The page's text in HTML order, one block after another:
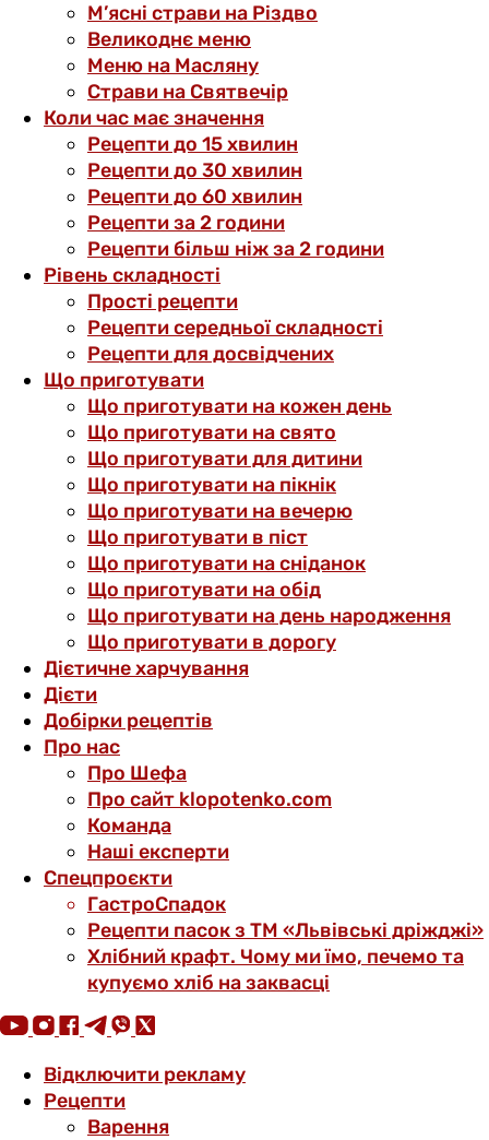
М’ясні страви на Різдво
Великоднє меню
Меню на Масляну
Страви на Святвечір
Коли час має значення
Рецепти до 15 хвилин
Рецепти до 30 хвилин
Рецепти до 60 хвилин
Рецепти за 2 години
Рецепти більш ніж за 2 години
Рівень складності
Прості рецепти
Рецепти середньої складності
Рецепти для досвідчених
Що приготувати
Що приготувати на кожен день
Що приготувати на свято
Що приготувати для дитини
Що приготувати на пікнік
Що приготувати на вечерю
Що приготувати в піст
Що приготувати на сніданок
Що приготувати на обід
Що приготувати на день народження
Що приготувати в дорогу
Дієтичне харчування
Дієти
Добірки рецептів
Про нас
Про Шефа
Про сайт klopotenko.com
Команда
Наші експерти
Спецпроєкти
ГастроСпадок
Рецепти пасок з ТМ «Львівські дріжджі»
Хлібний крафт. Чому ми їмо, печемо та
купуємо хліб на заквасці
Відключити рекламу
Рецепти
Варення